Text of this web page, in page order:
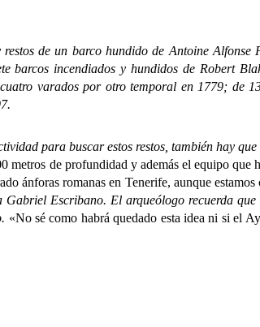
de un barco hundido de Antoine Alfonse
barcos incendiados y hundidos de Robert
varados por otro temporal en 1779; de
para buscar estos restos, también hay que
metros de profundidad y además el equipo que
ánforas romanas en Tenerife, aunque
Gabriel Escribano. El arqueólogo recuerda
«No sé como habrá quedado esta idea ni si el